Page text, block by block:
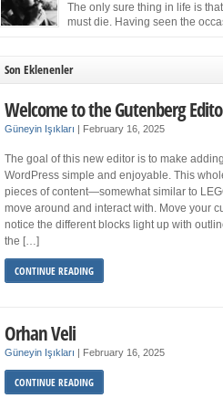
and still feel fatigued when your […]
The only sure thing in life is that
must die. Having seen the
the Cuban Revolution would succumb to that
Son Eklenenler
Welcome to the Gutenberg
Güneyin Işıkları February 16, 2025
The goal of this new editor is to make
WordPress simple and enjoyable. This
pieces of content—somewhat similar to
move around and interact with. Move your
notice the different blocks light up with
the […]
CONTINUE READING
Orhan Veli
Güneyin Işıkları February 16, 2025
CONTINUE READING